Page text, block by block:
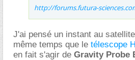
http://forums.futura-
J'ai pensé un instant au
même temps que le télescope
en fait s'agir de Gravity Probe